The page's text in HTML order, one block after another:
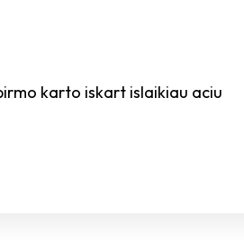
karto iskart islaikiau aciu